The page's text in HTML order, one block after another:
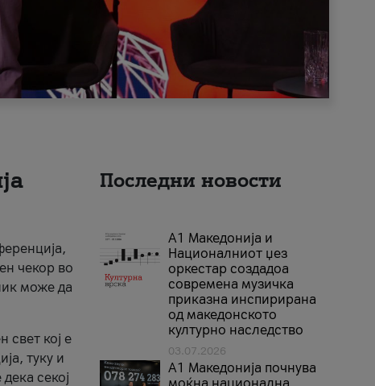
чекор во
може да
свет кој е
туку и
секој
Последни новости
А1 Македонија и
Националниот џез
оркестар создадоа
современа музичка
приказна инспирирана
од македонското
културно наследство
03.07.2026
A1 Македонија почнува
моќна национална